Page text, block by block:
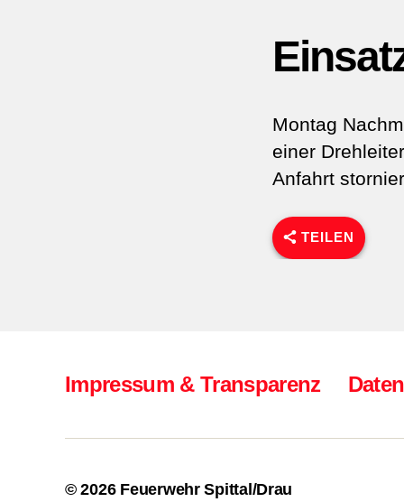
Montag
einer
Anfahrt
TEILEN
Impressum & Transparenz
© 2026 Feuerwehr Spittal/Drau